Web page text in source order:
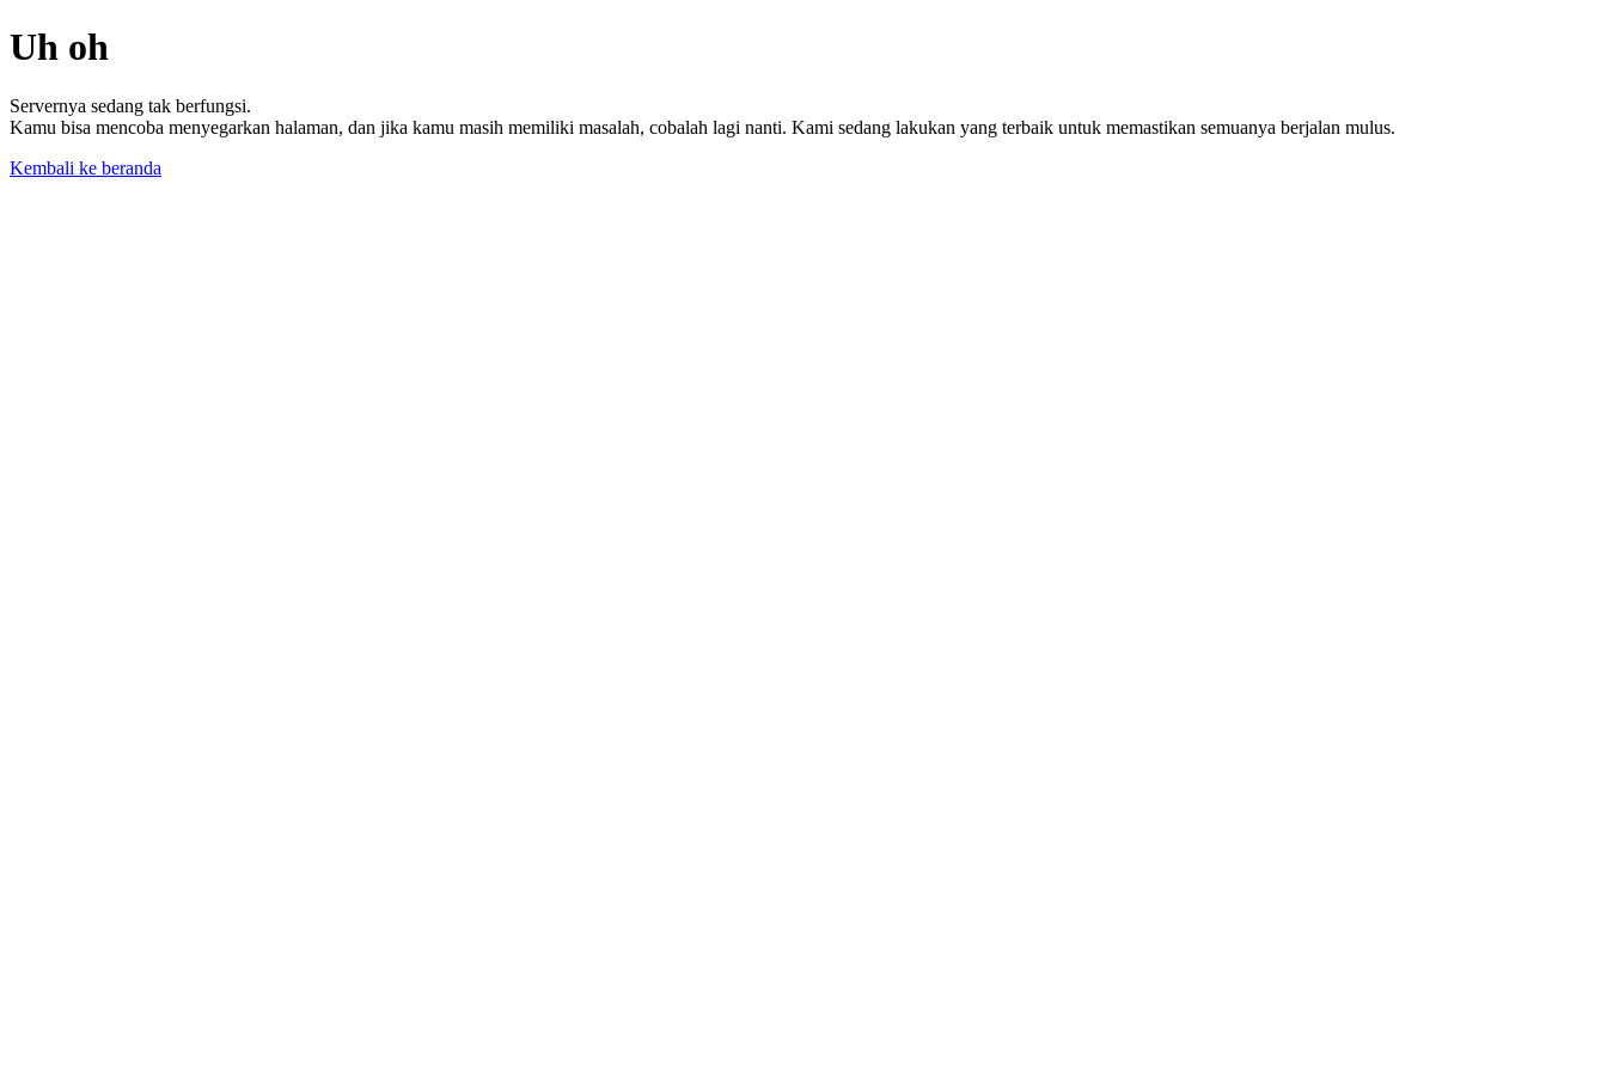
Uh oh
Servernya sedang tak berfungsi.
Kamu bisa mencoba menyegarkan halaman, dan jika kamu masih memiliki masalah, cobalah lagi nanti. Kami sedang lakukan yang terbaik untuk memastikan semuanya berjalan mulus.
Kembali ke beranda